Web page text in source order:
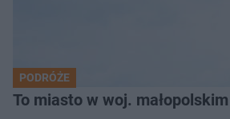
PODRÓŻE
To miasto w woj.